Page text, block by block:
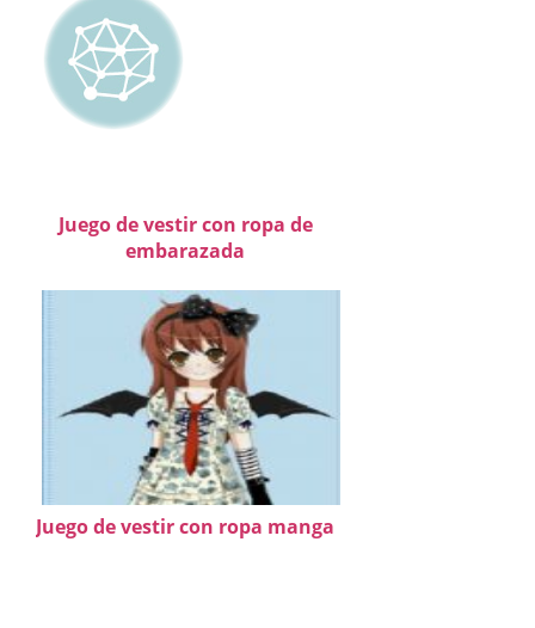
Juego de vestir con ropa de
embarazada
Juego de vestir con ropa manga